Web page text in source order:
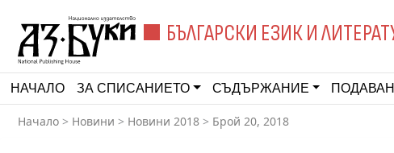
БЪЛГАРСКИ ЕЗИК И
НАЧАЛО ЗА СПИСАНИЕТО СЪДЪРЖАНИЕ
Начало > Новини > Новини 2018 > Брой 20, 2018